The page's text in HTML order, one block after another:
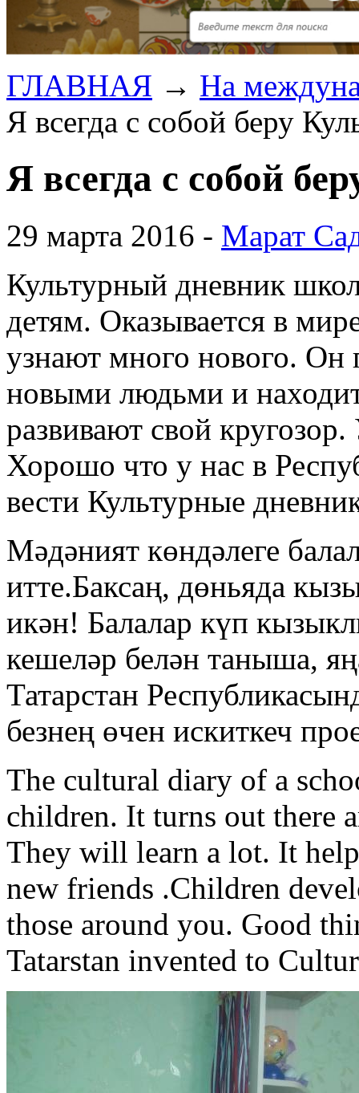
ГЛАВНАЯ → На
Я всегда с собой беру
Я всегда с собой
29 марта 2016 - Марат
Культурный дневник
детям. Оказывается в
узнают много нового. Он
новыми людьми и
развивают свой
Хорошо что у нас в
вести Культурные
Мәдәният көндәлеге
итте.Баксаң, дөньяда
икән! Балалар күп
кешеләр белән таныша,
Татарстан
безнең өчен искиткеч
The cultural diary of a
children. It turns out there
They will learn a lot. It
new friends .Children
those around you. Good
Tatarstan invented to